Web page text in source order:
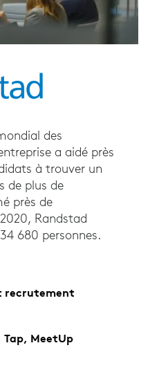
des
a aidé près
à trouver un
de plus de
près de
Randstad
680 personnes.
recrutement
Tap, MeetUp